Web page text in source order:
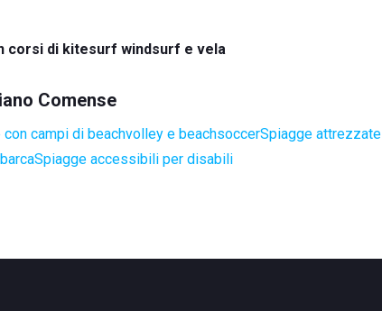
corsi di kitesurf windsurf e vela
Comense
con campi di beachvolley e beachsoccerSpiagge attrezzate
Spiagge accessibili per disabili